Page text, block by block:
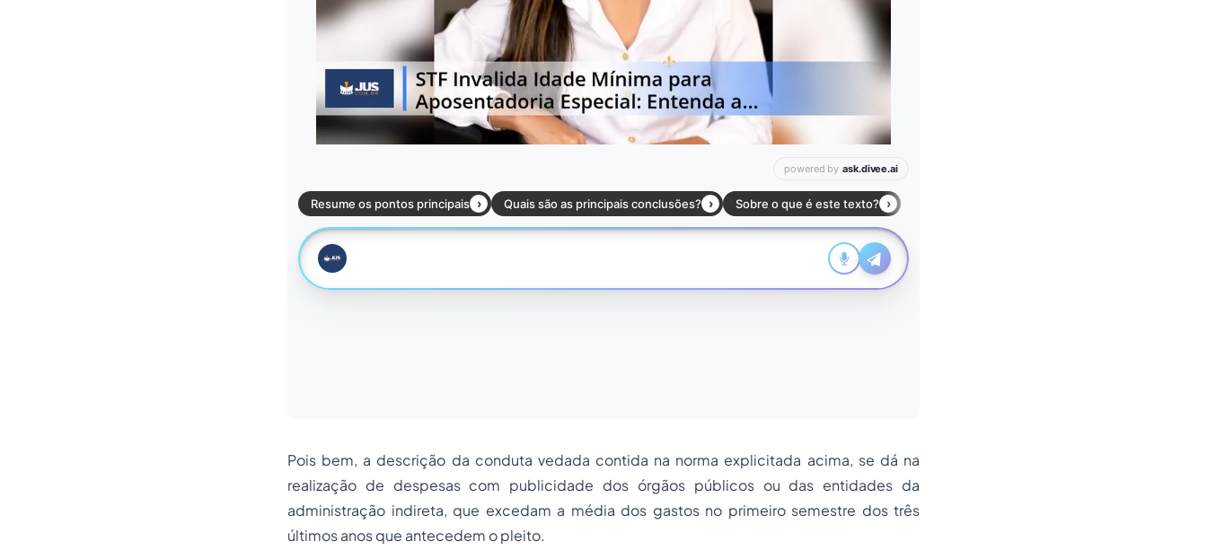
Pois bem, a descrição da conduta vedada contida na norma explicitada acima, se dá na
realização de despesas com publicidade dos órgãos públicos ou das entidades da
administração indireta, que excedam a média dos gastos no primeiro semestre dos três
últimos anos que antecedem o pleito.